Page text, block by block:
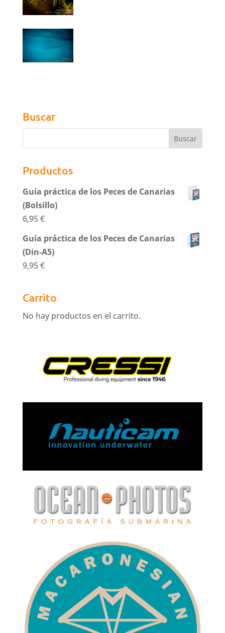
Buscar
Productos
Guía práctica de los Peces de Canarias
(Bolsillo)
6,95€
Guía práctica de los Peces de Canarias
(Din-A5)
9,95€
Carrito
No hay productos en el carrito.